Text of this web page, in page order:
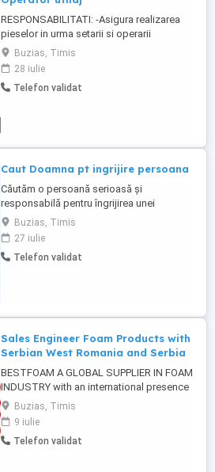
RESPONSABILITATI: -Asigura realizarea
pieselor in urma setarii si operarii
masinilor -Executa operatii de prelucrare
utilizand masini - Alege SDV-urile
adecvate, selecteaza programul de
prelucrare al utilajului - Executa masuratori
Buzias, Timis
28 iulie
Telefon validat
Caut Doamna pt ingrijire persoana
Căutăm o persoană serioasă și
responsabilă pentru îngrijirea unei
doamne în vârstă de 73 de ani. Se preferă
o persoană nefumătoare. Locație: în
apropiere de Buziaș. Responsabilități:
administrarea medicamentelor conform
Buzias, Timis
27 iulie
Telefon validat
Sales Engineer Foam Products with
Serbian West Romania and Serbia
BESTFOAM A GLOBAL SUPPLIER IN FOAM
INDUSTRY with an international presence
in 65 countries, supplying foam products,
band knives, equipment for mattresses
and sofas, chemical products.
RESPONSIBILITIES Good knowledge of
Buzias, Timis
9 iulie
Telefon validat